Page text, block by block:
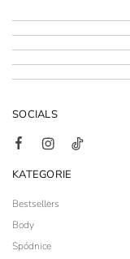
KATEGORIE
Bestsellers
Body
Spódnice
SOCIALS